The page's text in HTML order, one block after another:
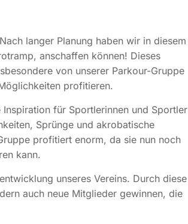
langer Planung haben wir in diesem
anschaffen können! Dieses
von unserer Parkour-Gruppe
profitieren.
für Sportlerinnen und Sportler
Sprünge und akrobatische
profitiert enorm, da sie nun noch
kann.
unseres Vereins. Durch diese
auch neue Mitglieder gewinnen, die